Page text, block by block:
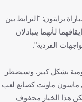
برايتون: "الترابط بين
لأنهما يتبادلان
الفردية".
بشكل كبير. وسيضطر
ماسون ماونت كصانع لعب
هذا الخيار محفوف